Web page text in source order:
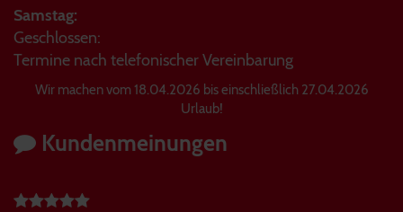
Samstag:
Geschlossen:
Termine nach telefonischer Vereinbarung
Wir machen vom 18.04.2026 bis einschließlich 27.04.2026
Urlaub!
Kundenmeinungen